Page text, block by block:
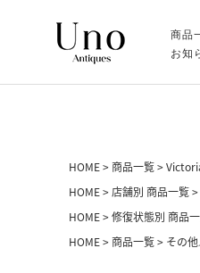
商品
お知
HOME 商品一覧
HOME
店舗別 商品一覧
HOME
修復状態別 商品
HOME
商品一覧 その